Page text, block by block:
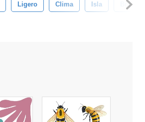
Ligero Clima Isla